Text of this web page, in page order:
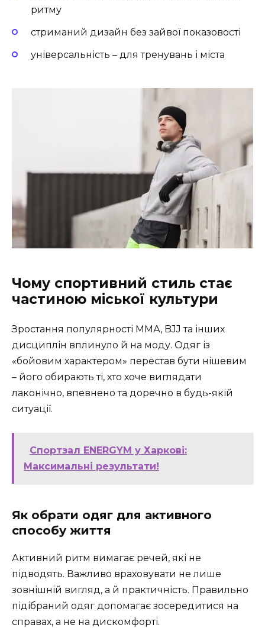
ритму
стриманий дизайн без зайвої показовості
універсальність – для тренувань і міста
Чому спортивний стиль стає
частиною міської культури
Зростання популярності ММА, BJJ та інших
дисциплін вплинуло й на моду. Одяг із
«бойовим характером» перестав бути нішевим
– його обирають ті, хто хоче виглядати
лаконічно, впевнено та доречно в будь-якій
ситуації.
Спортзал ENERGYM у Харкові:
Максимальні результати!
Як обрати одяг для активного
способу життя
Активний ритм вимагає речей, які не
підводять. Важливо враховувати не лише
зовнішній вигляд, а й практичність. Правильно
підібраний одяг допомагає зосередитися на
справах, а не на дискомфорті.